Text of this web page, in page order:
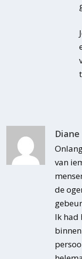
Diane
van
de
Ik had